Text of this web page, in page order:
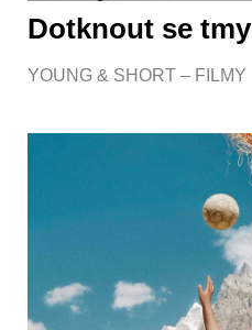
Dotknout se tmy
YOUNG & SHORT – FILMY